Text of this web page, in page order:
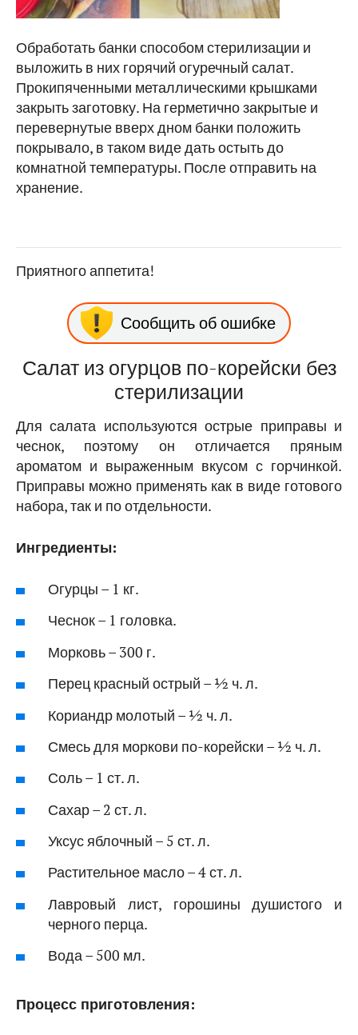
Обработать банки способом стерилизации и
выложить в них горячий огуречный салат.
Прокипяченными металлическими крышками
закрыть заготовку. На герметично закрытые и
перевернутые вверх дном банки положить
покрывало, в таком виде дать остыть до
комнатной температуры. После отправить на
хранение.
Приятного аппетита!
Сообщить об ошибке
Салат из огурцов по-корейски без
стерилизации
Для салата используются острые приправы и
чеснок, поэтому он отличается пряным
ароматом и выраженным вкусом с горчинкой.
Приправы можно применять как в виде готового
набора, так и по отдельности.
Ингредиенты:
Огурцы – 1 кг.
Чеснок – 1 головка.
Морковь – 300 г.
Перец красный острый – ½ ч. л.
Кориандр молотый – ½ ч. л.
Смесь для моркови по-корейски – ½ ч. л.
Соль – 1 ст. л.
Сахар – 2 ст. л.
Уксус яблочный – 5 ст. л.
Растительное масло – 4 ст. л.
Лавровый лист, горошины душистого и
черного перца.
Вода – 500 мл.
Процесс приготовления: